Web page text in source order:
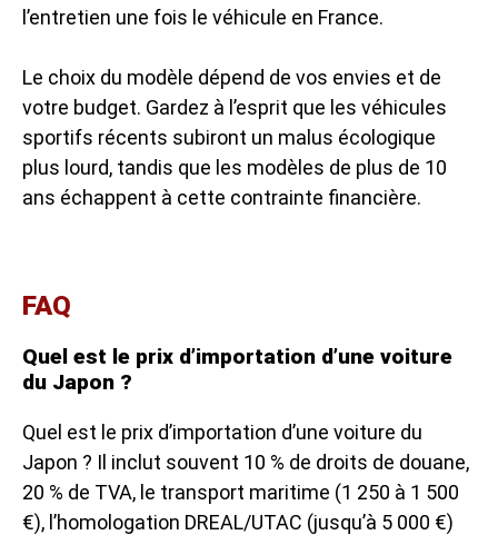
l’entretien une fois le véhicule en France.
Le choix du modèle dépend de vos envies et de
votre budget. Gardez à l’esprit que les véhicules
sportifs récents subiront un malus écologique
plus lourd, tandis que les modèles de plus de 10
ans échappent à cette contrainte financière.
FAQ
Quel est le prix d’importation d’une voiture
du Japon ?
Quel est le prix d’importation d’une voiture du
Japon ? Il inclut souvent 10 % de droits de douane,
20 % de TVA, le transport maritime (1 250 à 1 500
€), l’homologation DREAL/UTAC (jusqu’à 5 000 €)